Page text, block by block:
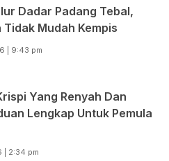
Dadar Padang Tebal,
Mudah Kempis
| 9:43 pm
Yang Renyah Dan
Lengkap Untuk Pemula
| 2:34 pm